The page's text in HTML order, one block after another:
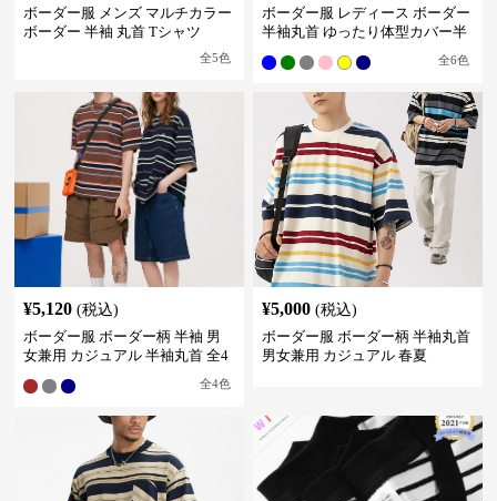
ボーダー服 メンズ マルチカラー
ボーダー 半袖 丸首 Tシャツ
全5色
ボーダー服 レディース ボーダー
半袖丸首 ゆったり体型カバー半
全6色
¥5,120 (税込)
ボーダー服 ボーダー柄 半袖 男
女兼用 カジュアル 半袖丸首 全4
全4色
¥5,000 (税込)
ボーダー服 ボーダー柄 半袖丸首
男女兼用 カジュアル 春夏